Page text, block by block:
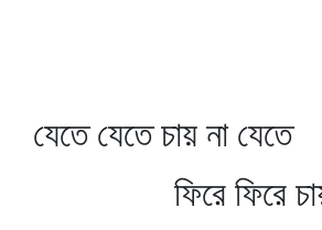
যেতে যেতে চায় না যেতে
ফিরে ফিরে